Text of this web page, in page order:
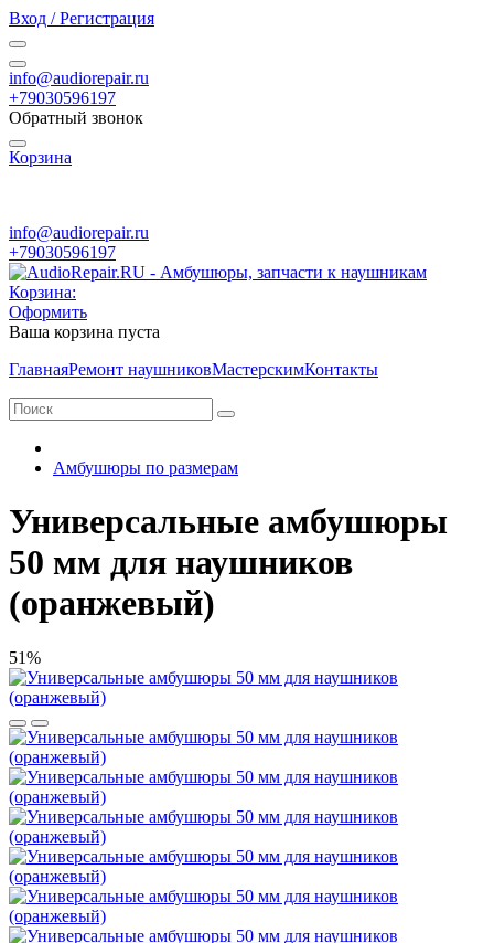
Вход / Регистрация
info@audiorepair.ru
+79030596197
Обратный звонок
Корзина
info@audiorepair.ru
+79030596197
Корзина:
Оформить
Ваша корзина пуста
ГлавнаяРемонт наушниковМастерскимКонтакты
Амбушюры по размерам
Универсальные амбушюры
50 мм для наушников
(оранжевый)
51%